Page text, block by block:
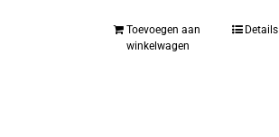
Toevoegen aan
winkelwagen
Details